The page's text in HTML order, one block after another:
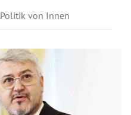
Politik von Innen